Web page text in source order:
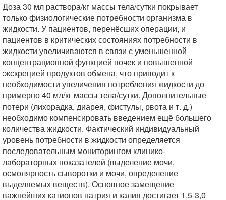
Доза 30 мл раствора/кг массы тела/сутки покрывает
только физиологические потребности организма в
жидкости. У пациентов, перенёсших операции, и
пациентов в критических состояниях потребности в
жидкости увеличиваются в связи с уменьшенной
концентрационной функцией почек и повышенной
экскрецией продуктов обмена, что приводит к
необходимости увеличения потребления жидкости до
примерно 40 мл/кг массы тела/сутки. Дополнительные
потери (лихорадка, диарея, фистулы, рвота и т. д.)
необходимо компенсировать введением ещё большего
количества жидкости. Фактический индивидуальный
уровень потребности в жидкости определяется
последовательным мониторингом клинико-
лабораторных показателей (выделение мочи,
осмолярность сыворотки и мочи, определение
выделяемых веществ). Основное замещение
важнейших катионов натрия и калия достигает 1,5-3,0